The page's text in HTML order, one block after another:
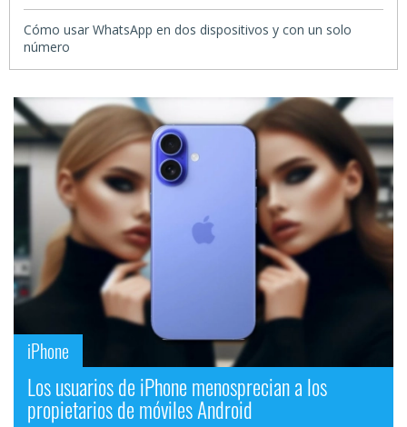
Cómo usar WhatsApp en dos dispositivos y con un solo
número
iPhone
Los usuarios de iPhone menosprecian a los
propietarios de móviles Android